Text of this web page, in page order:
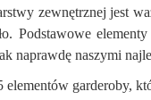
zewnętrznej jest
Podstawowe
naprawdę naszymi
elementów garderoby,